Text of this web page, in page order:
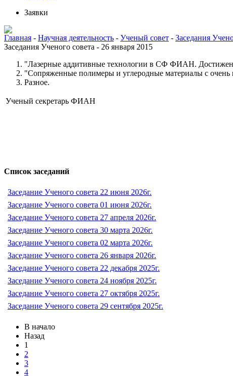
Заявки
Главная - Научная деятельность - Ученый совет - Заседания
Заседания Ученого совета - 26 января 2015
"Лазерные аддитивные технологии в СФ ФИАН.
"Сопряженные полимеры и углеродные материалы с
Разное.
Ученый секретарь ФИАН
Список заседаний
Заседание Ученого совета 22 июня 2026г.
Заседание Ученого совета 01 июня 2026г.
Заседание Ученого совета 27 апреля 2026г.
Заседание Ученого совета 30 марта 2026г.
Заседание Ученого совета 02 марта 2026г.
Заседание Ученого совета 26 января 2026г.
Заседание Ученого совета 22 декабря 2025г.
Заседание Ученого совета 24 ноября 2025г.
Заседание Ученого совета 27 октября 2025г.
Заседание Ученого совета 29 сентября 2025г.
В начало
Назад
1
2
3
4